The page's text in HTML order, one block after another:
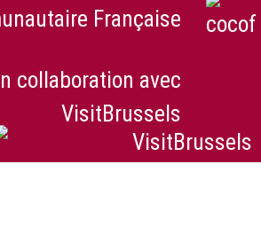
Française
collaboration avec
VisitBrussels